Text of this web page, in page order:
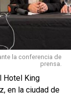
la conferencia de
prensa.
Hotel King
en la ciudad de